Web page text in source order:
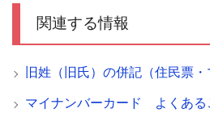
関連する情報
旧姓（旧氏）の併記（住民票
マイナンバーカード よくある